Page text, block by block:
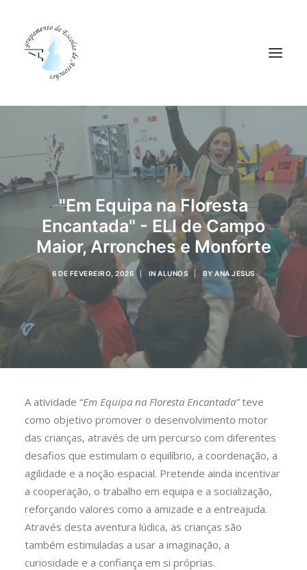
Agrupamento
Alunos
Pessoal
Equipas
Projetos
Plataformas
Contactos
"Em Equipa na Floresta
Encantada" - ELI de Campo
Maior, Arronches e Monforte
6 DE FEVEREIRO, 2026 INALUNOS BYANA JESUS
A atividade “Em Equipa na Floresta Encantada”teve
como objetivo promover o desenvolvimento motor
das crianças, através de um percurso com diferentes
desafios que estimulam o equilíbrio, a coordenação, a
agilidade e a noção espacial. Pretende ainda incentivar
a cooperação, o trabalho em equipa e a socialização,
reforçando valores como a amizade e a entreajuda.
Através desta aventura lúdica, as crianças são
também estimuladas a usar a imaginação, a
curiosidade e a confiança em si próprias.